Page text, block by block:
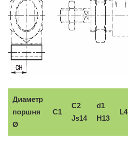
Диаметр
поршня
Ø
C1
C2
Js14
d1
H13
L4